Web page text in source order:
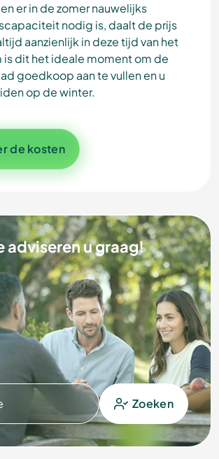
er in de zomer nauwelijks
nodig is, daalt de prijs
aanzienlijk in deze tijd van het
is dit het ideale moment om de
goedkoop aan te vullen en u
op de winter.
de kosten
adviseren u graag!
Zoeken